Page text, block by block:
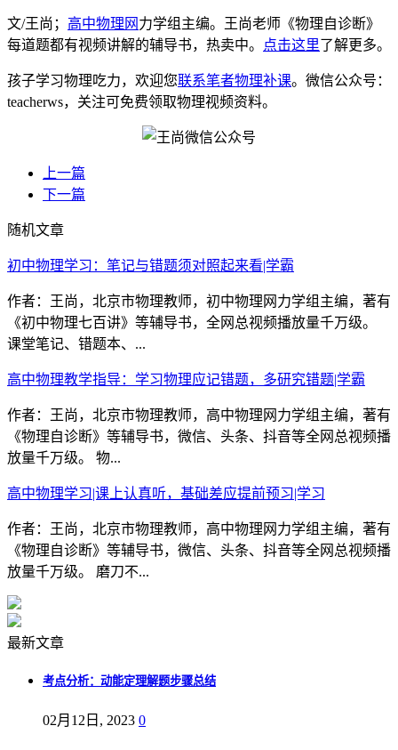
文/王尚； 高中物理网 力学组主编。王尚老师《物理自诊断》
每道题都有视频讲解的辅导书，热卖中。
点击这里了解更多。
孩子学习物理吃力，欢迎您联系笔者物理补课。微信公众号：
teacherws，关注可免费领取物理视频资料。
上一篇
下一篇
随机文章
初中物理学习：笔记与错题须对照起来看|学霸
作者：王尚，北京市物理教师，初中物理网力学组主编，著有
《初中物理七百讲》等辅导书，全网总视频播放量千万级。
课堂笔记、错题本、...
高中物理教学指导：学习物理应记错题，多研究错题|学霸
作者：王尚，北京市物理教师，高中物理网力学组主编，著有
《物理自诊断》等辅导书，微信、头条、抖音等全网总视频播
放量千万级。 物...
高中物理学习|课上认真听，基础差应提前预习|学习
作者：王尚，北京市物理教师，高中物理网力学组主编，著有
《物理自诊断》等辅导书，微信、头条、抖音等全网总视频播
放量千万级。 磨刀不...
最新文章
考点分析：动能定理解题步骤总结
02月12日, 2023 0